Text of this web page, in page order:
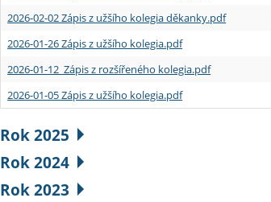
2026-02-02 Zápis z užšího kolegia děkanky.pdf
2026-01-26 Zápis z užšího kolegia.pdf
2026-01-12 Zápis z rozšířeného kolegia.pdf
2026-01-05 Zápis z užšího kolegia.pdf
Rok 2025
Rok 2024
Rok 2023